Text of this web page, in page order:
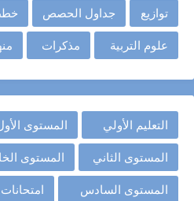
توازيع جداول الحصص
علوم التربية مذكرات
التعليم الأولي المستوى
المستوى الثاني المستوى
المستوى السادس